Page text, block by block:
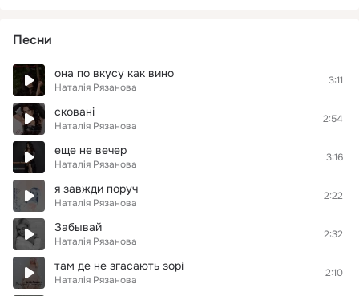
Песни
она по вкусу как вино
Наталія Рязанова
3:11
сковані
Наталія Рязанова
2:54
еще не вечер
Наталія Рязанова
3:16
я завжди поруч
Наталія Рязанова
2:22
Забывай
Наталія Рязанова
2:32
там де не згасають зорі
Наталія Рязанова
2:10